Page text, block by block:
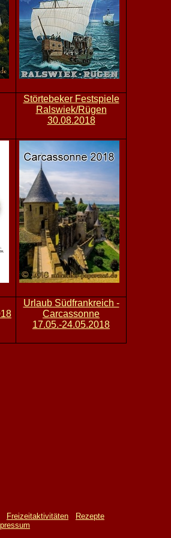
Freizeitaktivitäten
Rezepte
Störtebeker Festspiele
Ralswiek/Rügen
30.08.2018
Urlaub Südfrankreich -
Carcassonne
17.05.-24.05.2018